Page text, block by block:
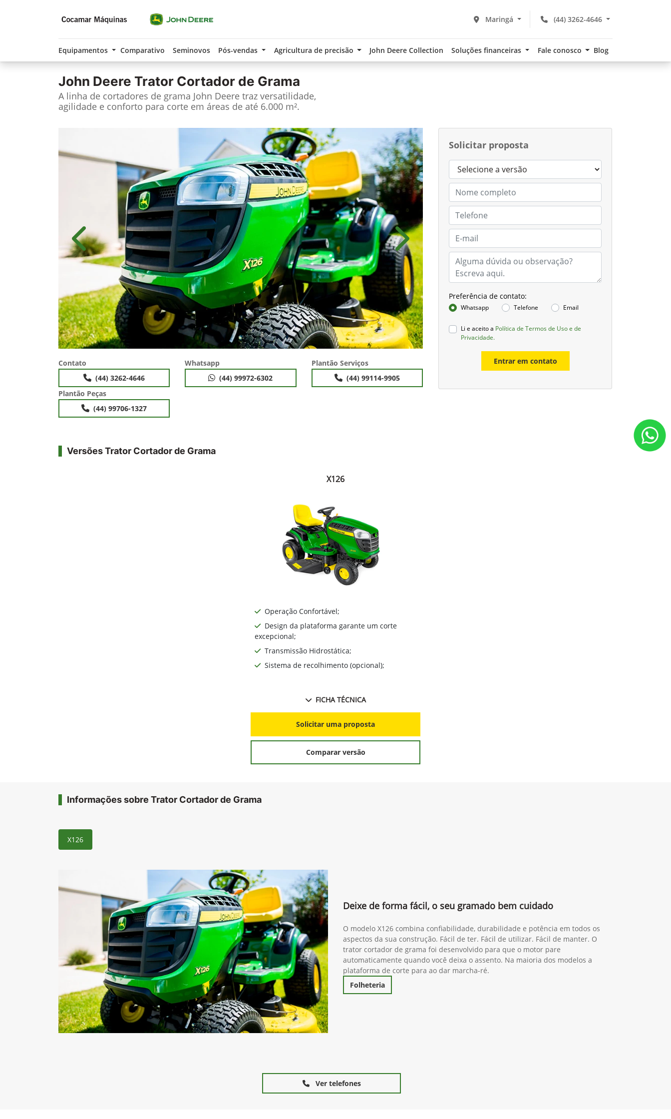
(44) 3262-4646
Maringá
Equipamentos Comparativo Seminovos Pós-vendas Agricultura de precisão John Deere Collection Soluções financeiras Fale conosco Blog
John Deere Trator Cortador de Grama
A linha de cortadores de grama John Deere traz versatilidade,
agilidade e conforto para corte em áreas de até 6.000 m².
Solicitar proposta
Preferência de contato:
Whatsapp Telefone Email
Li e aceito a Política de Termos de Uso e de
Privacidade.
Entrar em contato
Anterior Próximo
Contato
(44) 3262-4646
Whatsapp
(44) 99972-6302
Plantão Serviços
(44) 99114-9905
Plantão Peças
(44) 99706-1327
Versões Trator Cortador de Grama
X126
Operação Confortável;
Design da plataforma garante um corte
excepcional;
Transmissão Hidrostática;
Sistema de recolhimento (opcional);
FICHA TÉCNICA
Solicitar uma proposta
Comparar versão
Informações sobre Trator Cortador de Grama
X126
Deixe de forma fácil, o seu gramado bem cuidado
O modelo X126 combina confiabilidade, durabilidade e potência em todos os
aspectos da sua construção. Fácil de ter. Fácil de utilizar. Fácil de manter. O
trator cortador de grama foi desenvolvido para que o motor pare
automaticamente quando você deixa o assento. Na maioria dos modelos a
plataforma de corte para ao dar marcha-ré.
Folheteria
Ver telefones